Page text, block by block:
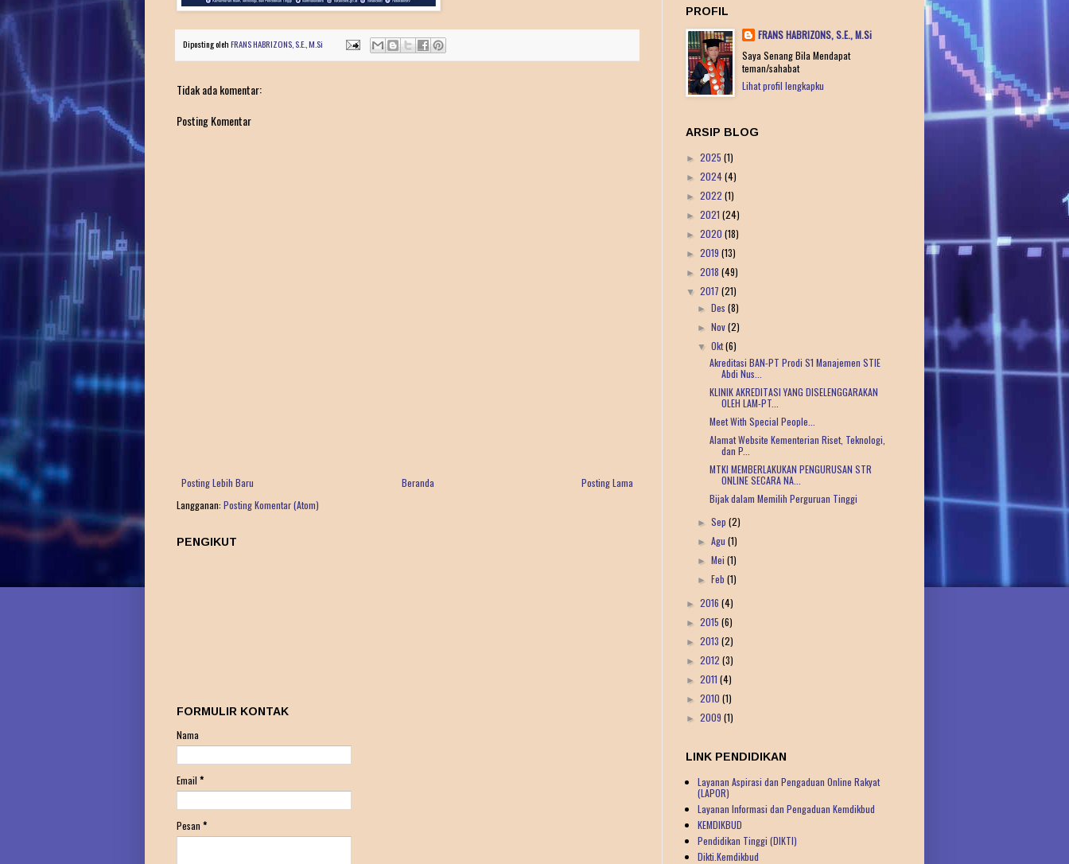
Diposting olehFRANS HABRIZONS, S.E., M.Si
Tidak ada komentar:
Posting Komentar
Posting Lebih Baru Posting Lama
Beranda
Langganan: Posting Komentar (Atom)
PENGIKUT
FORMULIR KONTAK
Nama
Email *
Pesan *
PROFIL
FRANS HABRIZONS, S.E., M.Si
Saya Senang Bila Mendapat
teman/sahabat
Lihat profil lengkapku
ARSIP BLOG
► 2025 (1)
► 2024(4)
► 2022 (1)
► 2021 (24)
► 2020 (18)
► 2019 (13)
► 2018 (49)
▼ 2017 (21)
► Des(8)
► Nov(2)
▼Okt(6)
Akreditasi BAN-PT Prodi S1 Manajemen STIE
Abdi Nus...
KLINIK AKREDITASI YANG DISELENGGARAKAN
OLEH LAM-PT...
Meet With Special People...
Alamat Website Kementerian Riset, Teknologi,
dan P...
MTKI MEMBERLAKUKAN PENGURUSAN STR
ONLINE SECARA NA...
Bijak dalam Memilih Perguruan Tinggi
►Sep(2)
►Agu(1)
► Mei(1)
► Feb(1)
► 2016 (4)
► 2015 (6)
► 2013 (2)
► 2012 (3)
► 2011 (4)
► 2010 (1)
► 2009 (1)
LINK PENDIDIKAN
Layanan Aspirasi dan Pengaduan Online Rakyat
(LAPOR)
Layanan Informasi dan Pengaduan Kemdikbud
KEMDIKBUD
Pendidikan Tinggi (DIKTI)
Dikti.Kemdikbud